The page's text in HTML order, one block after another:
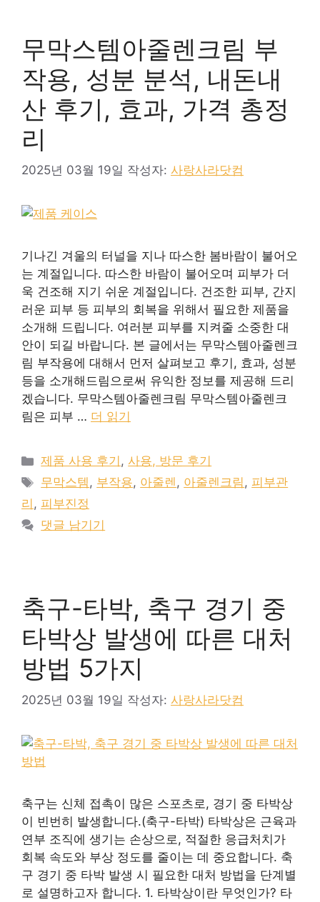
무막스템아줄렌크림 부
작용, 성분 분석, 내돈내
산 후기, 효과, 가격 총정
리
2025년 03월 19일 작성자: 사랑사라닷컴
기나긴 겨울의 터널을 지나 따스한 봄바람이 불어오
는 계절입니다. 따스한 바람이 불어오며 피부가 더
욱 건조해 지기 쉬운 계절입니다. 건조한 피부, 간지
러운 피부 등 피부의 회복을 위해서 필요한 제품을
소개해 드립니다. 여러분 피부를 지켜줄 소중한 대
안이 되길 바랍니다. 본 글에서는 무막스템아줄렌크
림 부작용에 대해서 먼저 살펴보고 후기, 효과, 성분
등을 소개해드림으로써 유익한 정보를 제공해 드리
겠습니다. 무막스템아줄렌크림 무막스템아줄렌크
림은 피부 … 더 읽기
카
테
리
제품 사용 후기 ,사용, 방문 후기
태
그
무막스템, 부작용, 아줄렌, 아줄렌크림, 피부관
리 , 피부진정
댓글 남기기
축구-타박, 축구 경기 중
타박상 발생에 따른 대처
방법 5가지
2025년 03월 19일 작성자: 사랑사라닷컴
축구는 신체 접촉이 많은 스포츠로, 경기 중 타박상
이 빈번히 발생합니다.(축구-타박) 타박상은 근육과
연부 조직에 생기는 손상으로, 적절한 응급처치가
회복 속도와 부상 정도를 줄이는 데 중요합니다. 축
구 경기 중 타박 발생 시 필요한 대처 방법을 단계별
로 설명하고자 합니다. 1. 타박상이란 무엇인가? 타